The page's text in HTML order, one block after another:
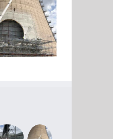
Ενίσχυση τεσσάρων
κτιρίων από ΟΣ στη
Βούλα